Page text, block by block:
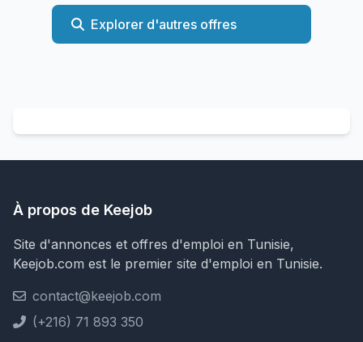
Explorer d'autres offres
À propos de Keejob
Site d'annonces et offres d'emploi en Tunisie,
Keejob.com est le premier site d'emploi en Tunisie.
contact@keejob.com
(+216) 71 893 350